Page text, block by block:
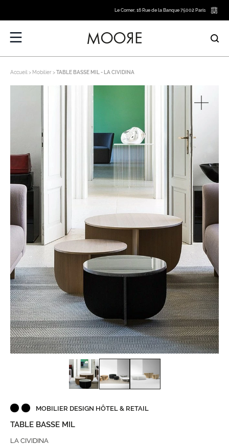
Le Corner, 16 Rue de la Banque 75002 Paris
Accueil Mobilier TABLE BASSE MIL - LA CIVIDINA
MOBILIER DESIGN HÔTEL & RETAIL
TABLE BASSE MIL
LA CIVIDINA